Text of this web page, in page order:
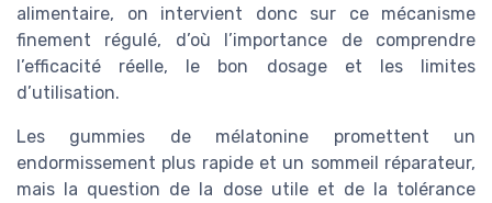
alimentaire, on intervient donc sur ce mécanisme
finement régulé, d’où l’importance de comprendre
l’efficacité réelle, le bon dosage et les limites
d’utilisation.
Les gummies de mélatonine promettent un
endormissement plus rapide et un sommeil réparateur,
mais la question de la dose utile et de la tolérance